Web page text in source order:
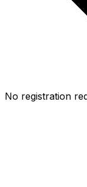
No registration